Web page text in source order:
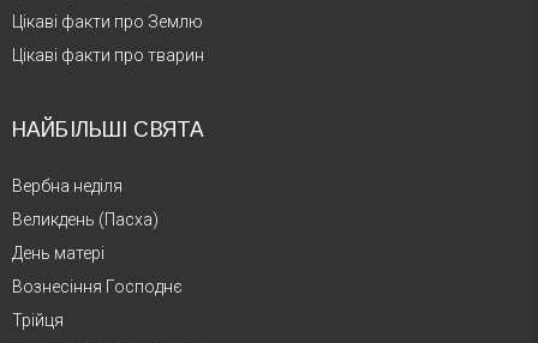
Цікаві факти про Землю
Цікаві факти про тварин
НАЙБІЛЬШІ СВЯТА
Вербна неділя
Великдень (Пасха)
День матері
Вознесіння Господнє
Трійця